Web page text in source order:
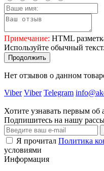
Примечание: HTML
Используйте обычный текст.
Продолжить
Нет отзывов о данном
Viber Viber Telegram
Хотите узнавать первым об
Подпишитесь на нашу
Я прочитал Политика
условиями
Информация